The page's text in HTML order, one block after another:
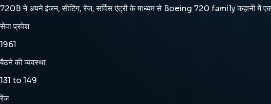
720B ने अपने इंजन, सीटिंग, रेंज, सर्विस एंट्री के माध्यम से Boeing 720 family कहानी में एक
सेवा प्रवेश
1961
बैठने की व्यवस्था
131 to 149
रेंज